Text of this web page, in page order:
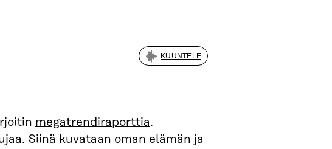
KUUNTELE
megatrendiraporttia.
Siinä kuvataan oman elämän ja